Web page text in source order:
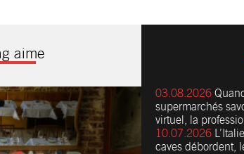
aime
03.08.2026
supermarchés
virtuel, la
10.07.2026
caves débordent,